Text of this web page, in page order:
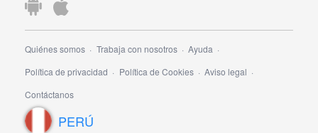
Quiénes somos Trabaja con nosotros
Ayuda
Política de privacidad
Política de Cookies
Aviso legal
Contáctanos
PERÚ